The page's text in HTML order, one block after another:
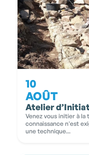
10
AOÛT
Atelier
Venez vous initier à
connaissance n'est
une technique...